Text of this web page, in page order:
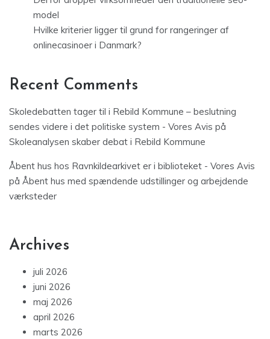
model
Hvilke kriterier ligger til grund for rangeringer af
onlinecasinoer i Danmark?
Recent Comments
Skoledebatten tager til i Rebild Kommune – beslutning
sendes videre i det politiske system - Vores Avis på
Skoleanalysen skaber debat i Rebild Kommune
Åbent hus hos Ravnkildearkivet er i biblioteket - Vores Avis
på Åbent hus med spændende udstillinger og arbejdende
værksteder
Archives
juli 2026
juni 2026
maj 2026
april 2026
marts 2026